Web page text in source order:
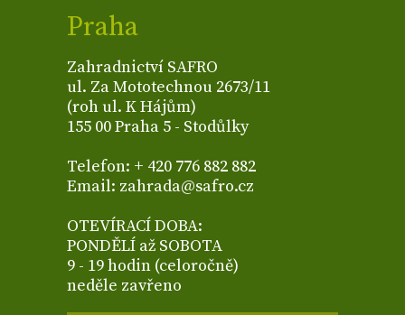
Praha
Zahradnictví SAFRO
ul. Za Mototechnou 2673/11
(roh ul. K Hájům)
155 00 Praha 5 - Stodůlky
Telefon: + 420 776 882 882
Email: zahrada@safro.cz
OTEVÍRACÍ DOBA:
PONDĚLÍ až SOBOTA
9 - 19 hodin (celoročně)
neděle zavřeno